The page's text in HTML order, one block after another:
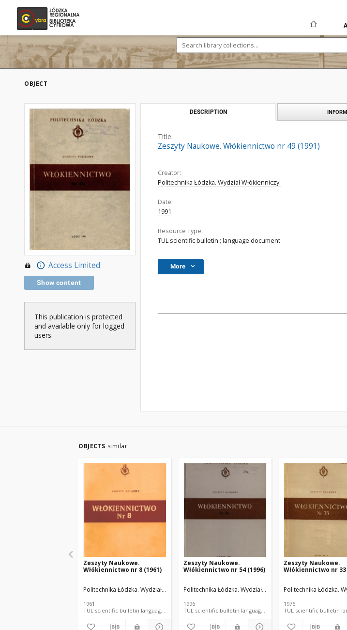
OBJECT
Access Limited
Show content
This publication is protected
and available only for logged
users.
DESCRIPTION
Title:
Zeszyty Naukowe. Włókiennictwo nr 49 (1991)
Creator:
Politechnika Łódzka. Wydział Włókienniczy.
Date:
1991
Resource Type:
TUL scientific bulletin ; language document
More
OBJECTS similar
Zeszyty Naukowe.
Włókiennictwo nr 8 (1961)
Politechnika Łódzka. Wydział Włókienniczy.
1961
TUL scientific bulletin language document
Zeszyty Naukowe.
Włókiennictwo nr 54 (1996)
Politechnika Łódzka. Wydział Włókienniczy.
1996
TUL scientific bulletin language document
Zeszyty Naukowe.
Włókiennictwo nr 33
Politechnika Łódzka.
1976